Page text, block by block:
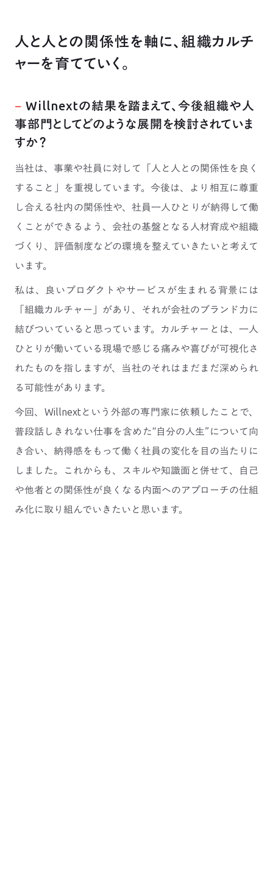
人と人との関係性を軸に、組織カルチ
ャーを育てていく。
− Willnextの結果を踏まえて、今後組織や人
事部門としてどのような展開を検討されていま
すか？
当社は、事業や社員に対して「人と人との関係性を良く
すること」を重視しています。今後は、より相互に尊重
し合える社内の関係性や、社員一人ひとりが納得して働
くことができるよう、会社の基盤となる人材育成や組織
づくり、評価制度などの環境を整えていきたいと考えて
います。
私は、良いプロダクトやサービスが生まれる背景には
「組織カルチャー」があり、それが会社のブランド力に
結びついていると思っています。カルチャーとは、一人
ひとりが働いている現場で感じる痛みや喜びが可視化さ
れたものを指しますが、当社のそれはまだまだ深められ
る可能性があります。
今回、Willnextという外部の専門家に依頼したことで、
普段話しきれない仕事を含めた“自分の人生”について向
き合い、納得感をもって働く社員の変化を目の当たりに
しました。これからも、スキルや知識面と併せて、自己
や他者との関係性が良くなる内面へのアプローチの仕組
み化に取り組んでいきたいと思います。